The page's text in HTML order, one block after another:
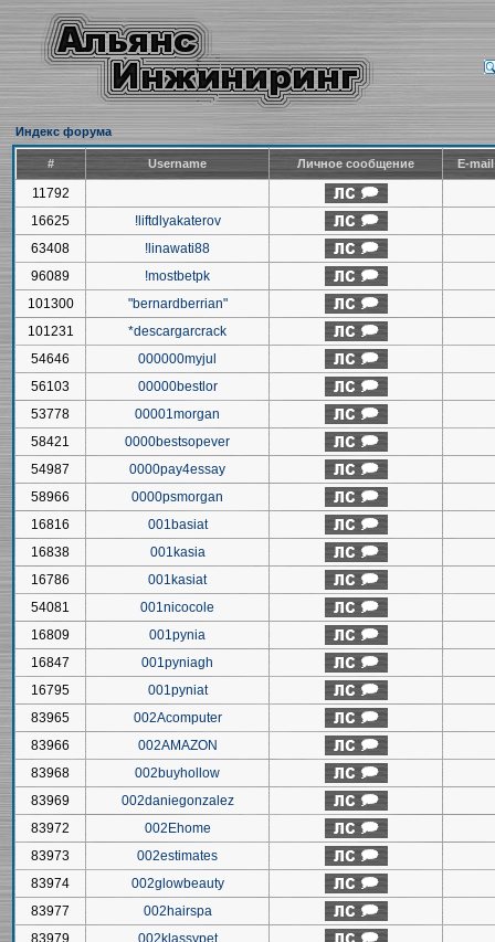
Индекс форума
# Username Личное сообщение E-
11792
16625
!liftdlyakaterov
63408
!linawati88
96089
!mostbetpk
101300
"bernardberrian"
101231
*descargarcrack
54646
000000myjul
56103
00000bestlor
53778
00001morgan
58421
0000bestsopever
54987
0000pay4essay
58966
0000psmorgan
16816
001basiat
16838
001kasia
16786
001kasiat
54081
001nicocole
16809
001pynia
16847
001pyniagh
16795
001pyniat
83965
002Acomputer
83966
002AMAZON
83968
002buyhollow
83969
002daniegonzalez
83972
002Ehome
83973
002estimates
83974
002glowbeauty
83977
002hairspa
83979
002klassypet